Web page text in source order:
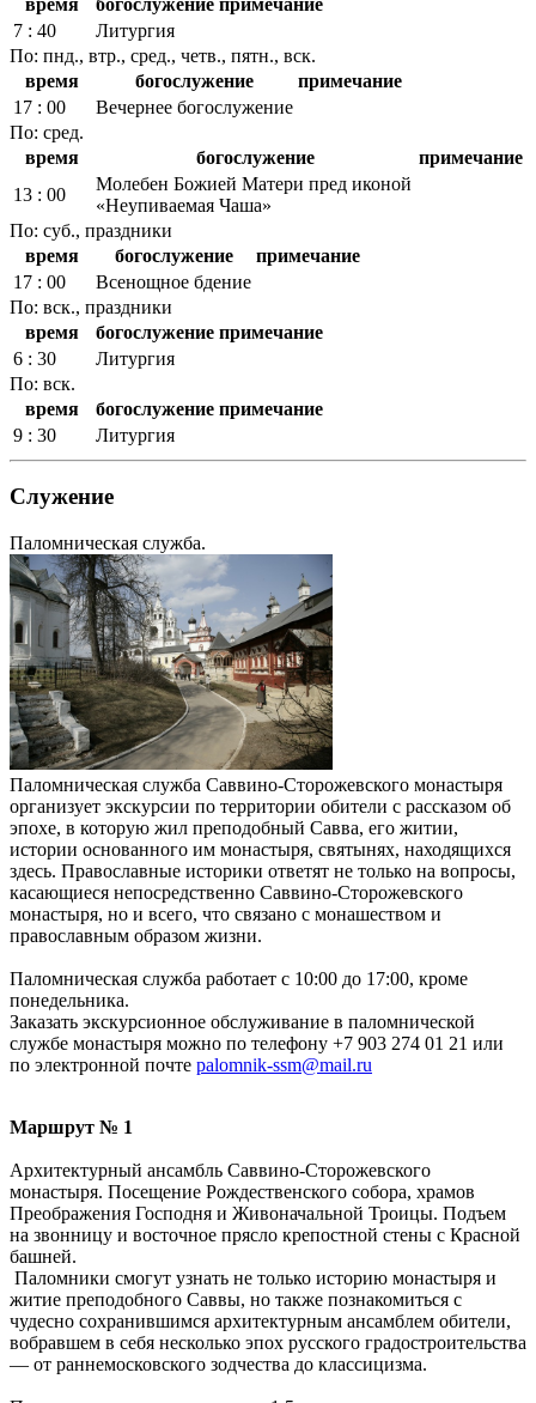
7 : 40
Литургия
По: пнд., втр., сред., четв., пятн., вск.
время
богослужение
примечание
17 : 00
Вечернее богослужение
По: сред.
время
богослужение
примечание
13 : 00
Молебен Божией Матери пред иконой
«Неупиваемая Чаша»
По: суб., праздники
время
богослужение
примечание
17 : 00
Всенощное бдение
По: вск., праздники
время
богослужение примечание
6 : 30
Литургия
По: вск.
время
богослужение примечание
9 : 30
Литургия
Служение
Паломническая служба.
Паломническая служба Саввино-Сторожевского монастыря
организует экскурсии по территории обители с рассказом об
эпохе, в которую жил преподобный Савва, его житии,
истории основанного им монастыря, святынях, находящихся
здесь. Православные историки ответят не только на вопросы,
касающиеся непосредственно Саввино-Сторожевского
монастыря, но и всего, что связано с монашеством и
православным образом жизни.
Паломническая служба работает с 10:00 до 17:00, кроме
понедельника.
Заказать экскурсионное обслуживание в паломнической
службе монастыря можно по телефону +7 903 274 01 21 или
по электронной почте palomnik-ssm@mail.ru
Маршрут № 1
Архитектурный ансамбль Саввино-Сторожевского
монастыря. Посещение Рождественского собора, храмов
Преображения Господня и Живоначальной Троицы. Подъем
на звонницу и восточное прясло крепостной стены с Красной
башней.
Паломники смогут узнать не только историю монастыря и
житие преподобного Саввы, но также познакомиться с
чудесно сохранившимся архитектурным ансамблем обители,
вобравшем в себя несколько эпох русского градостроительства
— от раннемосковского зодчества до классицизма.